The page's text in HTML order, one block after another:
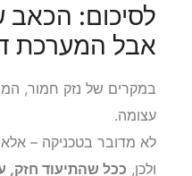
לסיכום: הכאב
אבל המערכת
במקרים של נזק חמור,
עצומה.
לא מדובר בטכניקה –
ולכן, ככל שהתיעוד חזק,